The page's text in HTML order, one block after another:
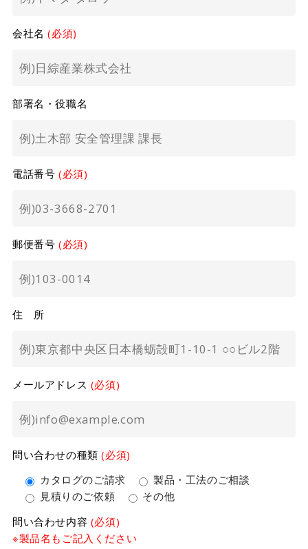
会社名(必須)
部署名・役職名
電話番号 (必須)
郵便番号 (必須)
住 所
メールアドレス (必須)
問い合わせの種類(必須)
カタログのご請求
製品・工法のご相談
見積りのご依頼
その他
問い合わせ内容 (必須)
※製品名もご記入ください